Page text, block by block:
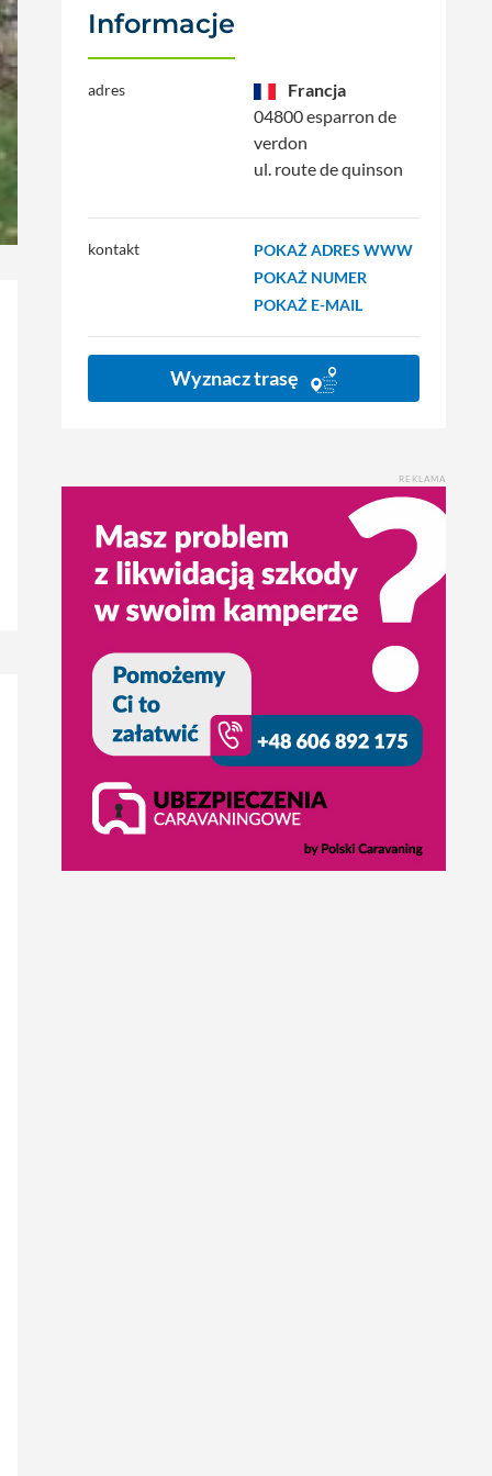
Informacje
adres
Francja
04800 esparron de
verdon
ul. route de quinson
kontakt
POKAŻ ADRES WWW
POKAŻ NUMER
POKAŻ E-MAIL
Wyznacz trasę
REKLAMA